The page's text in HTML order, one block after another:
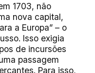
1703, não
nova capital,
a Europa” – o
Isso exigia
de incursões
passagem
Para isso,